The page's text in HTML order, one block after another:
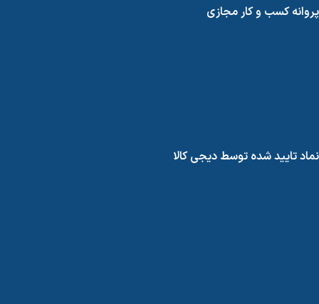
پروانه کسب و کار مجازی
نماد تایید شده توسط دیجی کالا